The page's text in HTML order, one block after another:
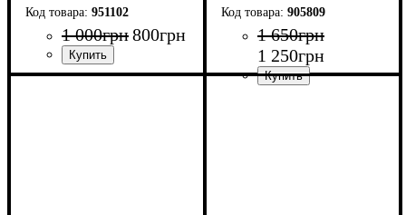
951102
1 000грн800грн
Пол: Унисекс
Производитель: Macron
Цвет: Черный
905809
1 650грн
1 250грн